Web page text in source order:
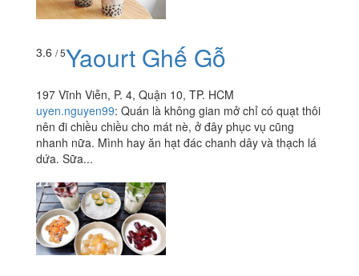
3.6 / 5Yaourt Ghế Gỗ
197 Vĩnh Viễn, P. 4, Quận 10, TP. HCM
uyen.nguyen99: Quán là không gian mở chỉ có quạt thôi
nên đi chiều chiều cho mát nè, ở đây phục vụ cũng
nhanh nữa. Mình hay ăn hạt đác chanh dây và thạch lá
dứa. Sữa...